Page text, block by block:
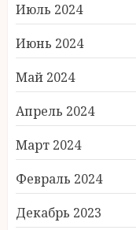
Июль 2024
Июнь 2024
Май 2024
Апрель 2024
Март 2024
Февраль 2024
Декабрь 2023